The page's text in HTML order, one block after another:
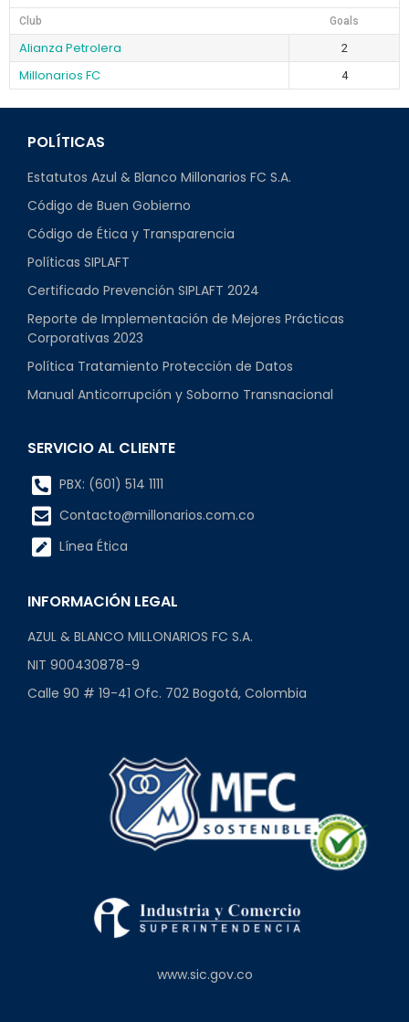
Club Goals
Alianza Petrolera 2
Millonarios FC 4
POLÍTICAS
Estatutos Azul & Blanco Millonarios FC S.A.
Código de Buen Gobierno
Código de Ética y Transparencia
Políticas SIPLAFT
Certificado Prevención SIPLAFT 2024
Reporte de Implementación de Mejores Prácticas
Corporativas 2023
Política Tratamiento Protección de Datos
Manual Anticorrupción y Soborno Transnacional
SERVICIO AL CLIENTE
PBX: (601) 514 1111
Contacto@millonarios.com.co
Línea Ética
INFORMACIÓN LEGAL
AZUL & BLANCO MILLONARIOS FC S.A.
NIT 900430878-9
Calle 90 # 19-41 Ofc. 702 Bogotá, Colombia
www.sic.gov.co